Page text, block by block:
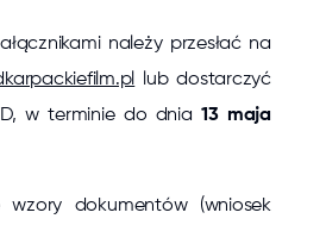
należy przesłać na
lub dostarczyć
w terminie do dnia13 maja
wzory dokumentów (wniosek